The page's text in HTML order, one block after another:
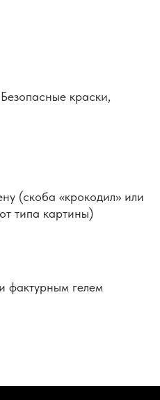
краски,
(скоба «крокодил» или
типа картины)
фактурным гелем